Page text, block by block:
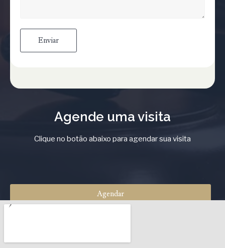
Enviar
Agende uma visita
Clique no botão abaixo para agendar sua visita
Agendar